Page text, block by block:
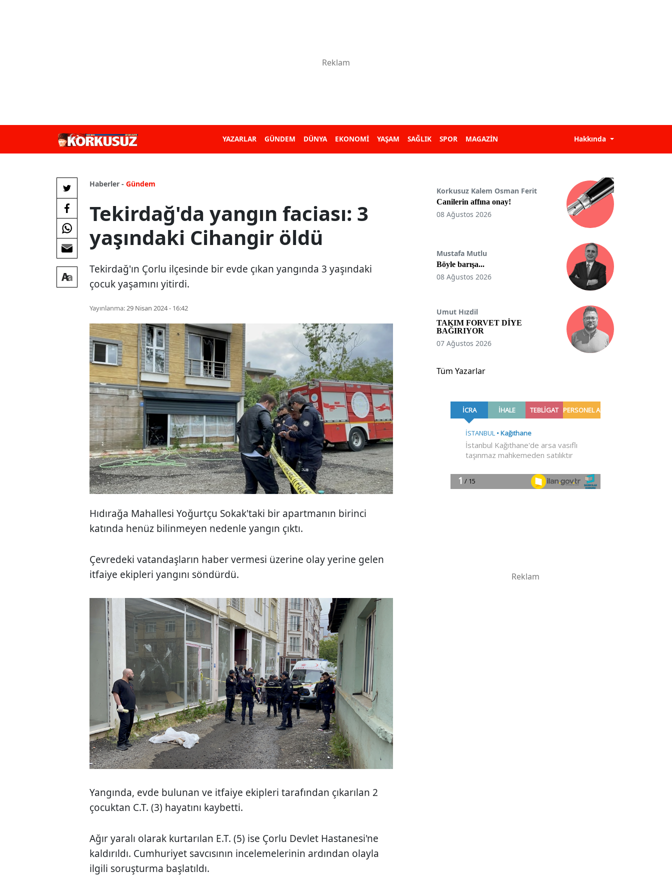
YAZARLAR GÜNDEM DÜNYA EKONOMİ YAŞAM SAĞLIK SPOR MAGAZİN Hakkında
Haberler - Gündem
Tekirdağ'da yangın faciası: 3
yaşındaki Cihangir öldü
Tekirdağ'ın Çorlu ilçesinde bir evde çıkan yangında 3 yaşındaki
çocuk yaşamını yitirdi.
Yayınlanma:29 Nisan 2024 - 16:42
Hıdırağa Mahallesi Yoğurtçu Sokak'taki bir apartmanın birinci
katında henüz bilinmeyen nedenle yangın çıktı.
Çevredeki vatandaşların haber vermesi üzerine olay yerine gelen
itfaiye ekipleri yangını söndürdü.
Yangında, evde bulunan ve itfaiye ekipleri tarafından çıkarılan 2
çocuktan C.T. (3) hayatını kaybetti.
Ağır yaralı olarak kurtarılan E.T. (5) ise Çorlu Devlet Hastanesi'ne
kaldırıldı. Cumhuriyet savcısının incelemelerinin ardından olayla
ilgili soruşturma başlatıldı.
Korkusuz Kalem Osman Ferit
Canilerin affına onay!
08 Ağustos 2026
Mustafa Mutlu
Böyle barışa...
08 Ağustos 2026
Umut Hızdil
TAKIM FORVET DİYE
BAĞIRIYOR
07 Ağustos 2026
Tüm Yazarlar